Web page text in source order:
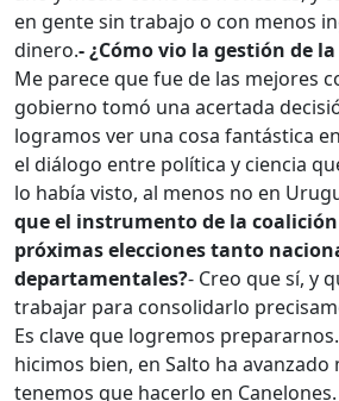
en gente sin trabajo o con menos
dinero.- ¿Cómo vio la gestión de
Me parece que fue de las mejores
gobierno tomó una acertada
logramos ver una cosa fantástica en
el diálogo entre política y ciencia
lo había visto, al menos no en
que el instrumento de la
próximas elecciones tanto
departamentales?- Creo que sí, y
trabajar para consolidarlo
Es clave que logremos
hicimos bien, en Salto ha
tenemos que hacerlo en Canelones.